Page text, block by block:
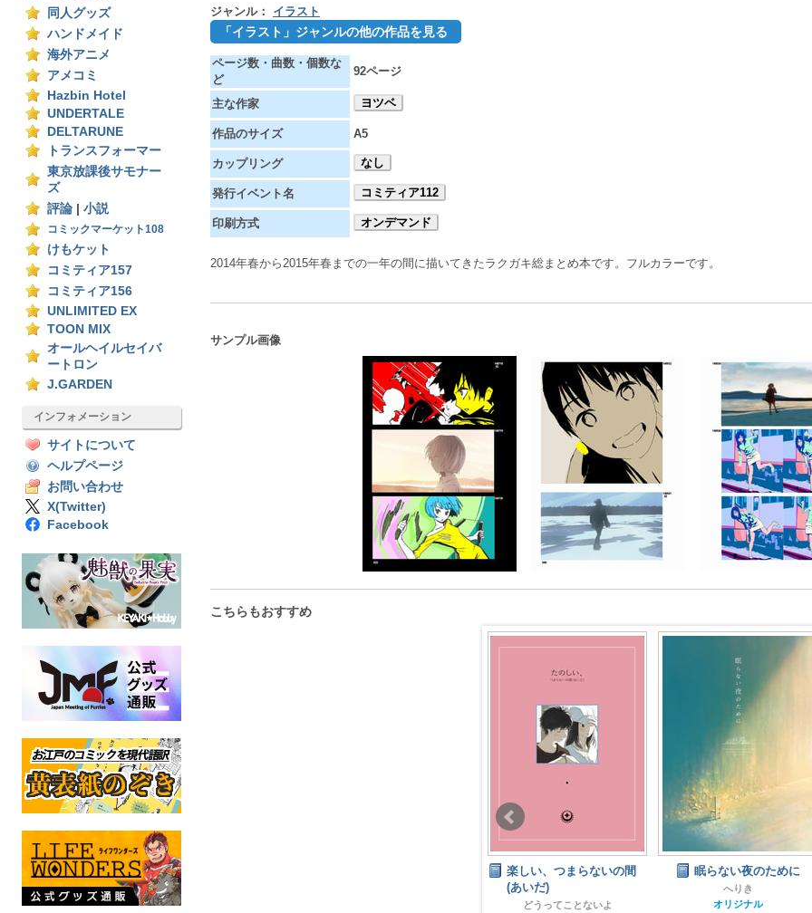
同人グッズ
ハンドメイド
海外アニメ
アメコミ
Hazbin Hotel
UNDERTALE
DELTARUNE
トランスフォーマー
東京放課後サモナー
ズ
評論
小説
コミックマーケット108
けもケット
コミティア157
コミティア156
UNLIMITED EX
TOON MIX
オールヘイルセイバ
ートロン
J.GARDEN
インフォメーション
サイトについて
ヘルプページ
お問い合わせ
X(Twitter)
Facebook
ジャンル： イラスト
「イラスト」ジャンルの他の作品を見る
ページ数・曲数・個数な
ど
92ページ
主な作家 ヨツベ
作品のサイズ A5
カップリング なし
発行イベント名 コミティア112
印刷方式 オンデマンド
2014年春から2015年春までの一年の間に描いてきたラクガキ総まとめ本です。フルカラーです。
サンプル画像
こちらもおすすめ
君を祈る光
へりき
オリジナル
イラストカードｓｅｔ
【思い出】
楽しい、つまらないの間
(あいだ)
どうってことないよ
眠らない夜のために
へりき
オリジナル